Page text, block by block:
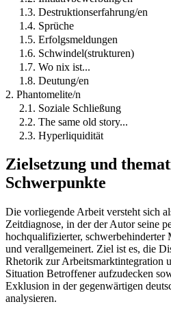
1.3. Destruktionserfahrung/en
1.4. Sprüche
1.5. Erfolgsmeldungen
1.6. Schwindel(strukturen)
1.7. Wo nix ist...
1.8. Deutung/en
2. Phantomelite/n
2.1. Soziale Schließung
2.2. The same old story...
2.3. Hyperliquidität
Zielsetzung und
Schwerpunkte
Die vorliegende Arbeit versteht sich
Zeitdiagnose, in der der Autor seine
hochqualifizierter, schwerbehinderter
und verallgemeinert. Ziel ist es, die
Rhetorik zur Arbeitsmarktintegration
Situation Betroffener aufzudecken
Exklusion in der gegenwärtigen
analysieren.